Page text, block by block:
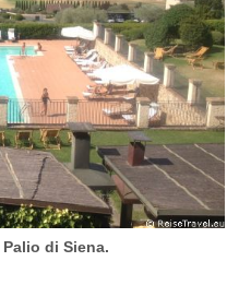
di Siena.